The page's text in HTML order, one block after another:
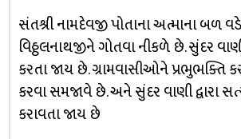
સંતશ્રી નામદેવજી પોતાના અત્માના બળ
વિઠ્ઠલનાથજીને ગોતવા નીકળે છે. સુંદર
કરતા જાય છે. ગ્રામવાસીઓને પ્રભુભક્તિ
કરવા સમજાવે છે. અને સુંદર વાણી દ્વારા
કરાવતા જાય છે